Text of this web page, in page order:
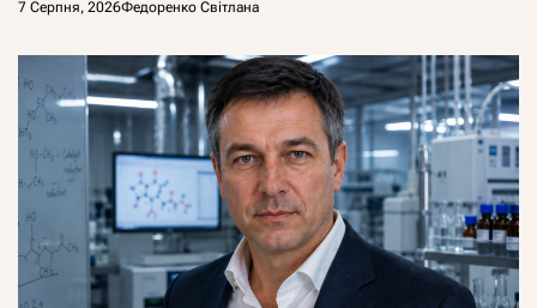
7 Серпня, 2026Федоренко Світлана